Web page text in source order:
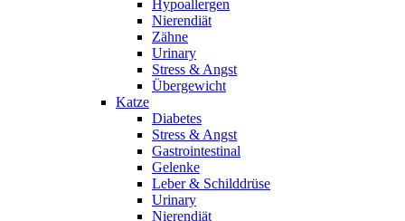
Hypoallergen
Nierendiät
Zähne
Urinary
Stress & Angst
Übergewicht
Katze
Diabetes
Stress & Angst
Gastrointestinal
Gelenke
Leber & Schilddrüse
Urinary
Nierendiät